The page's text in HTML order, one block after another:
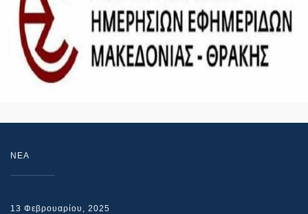
NEA
13 Φεβρουαρίου, 2025